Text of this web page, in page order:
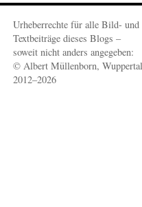
Urheberrechte für alle Bild- und
Textbeiträge dieses Blogs –
soweit nicht anders angegeben:
© Albert Müllenborn, Wuppertal
2012–2026